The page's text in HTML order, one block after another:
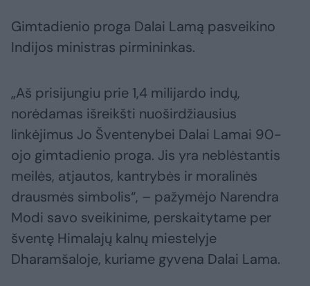
Gimtadienio proga Dalai Lamą pasveikino
Indijos ministras pirmininkas.
„Aš prisijungiu prie 1,4 milijardo indų,
norėdamas išreikšti nuoširdžiausius
linkėjimus Jo Šventenybei Dalai Lamai 90-
ojo gimtadienio proga. Jis yra neblėstantis
meilės, atjautos, kantrybės ir moralinės
drausmės simbolis“, – pažymėjo Narendra
Modi savo sveikinime, perskaitytame per
šventę Himalajų kalnų miestelyje
Dharamšaloje, kuriame gyvena Dalai Lama.